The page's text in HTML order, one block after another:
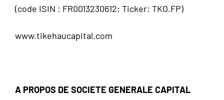
(code ISIN : FR0013230612; Ticker: TKO.FP)
www.tikehaucapital.com
A PROPOS DE SOCIETE GENERALE CAPITAL